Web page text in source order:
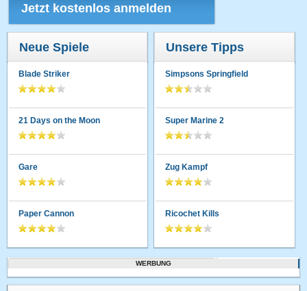
Jetzt kostenlos anmelden
Neue Spiele
Blade Striker
21 Days on the Moon
Gare
Paper Cannon
Unsere Tipps
Simpsons Springfield
Super Marine 2
Zug Kampf
Ricochet Kills
WERBUNG